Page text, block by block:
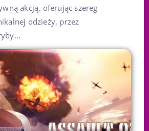
akcją, oferując szereg
odzieży, przez